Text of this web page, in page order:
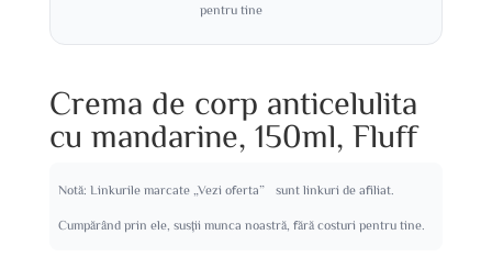
pentru tine
Crema de corp anticelulita
cu mandarine, 150ml, Fluff
Notă: Linkurile marcate „Vezi oferta” sunt linkuri de afiliat.
Cumpărând prin ele, susții munca noastră, fără costuri pentru tine.